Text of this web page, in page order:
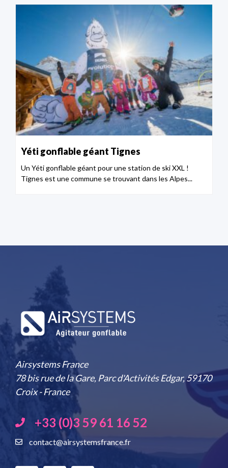
Yéti gonflable géant Tignes
Un Yéti gonflable géant pour une station de ski XXL !
Tignes est une commune se trouvant dans les Alpes...
Airsystems France
78 bis rue de la Gare, Parc d'Activités Edgar, 59170
Croix - France
+33 (0)3 59 61 16 52
contact@airsystemsfrance.fr